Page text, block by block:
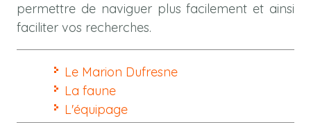
permettre de naviguer plus facilement et ainsi
faciliter vos recherches.
Le Marion Dufresne
La faune
L'équipage